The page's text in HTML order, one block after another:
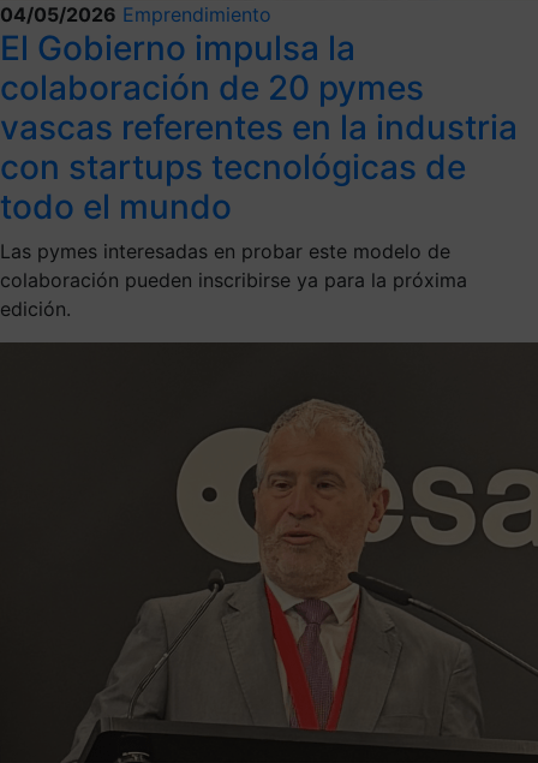
04/05/2026 Emprendimiento
El Gobierno impulsa la
colaboración de 20 pymes
vascas referentes en la industria
con startups tecnológicas de
todo el mundo
Las pymes interesadas en probar este modelo de
colaboración pueden inscribirse ya para la próxima
edición.